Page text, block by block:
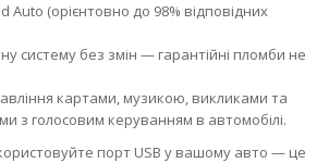
Auto (орієнтовно до 98% відповідних
систему без змін — гарантійні пломби не
картами, музикою, викликами та
з голосовим керуванням в автомобілі.
порт USB у вашому авто — це